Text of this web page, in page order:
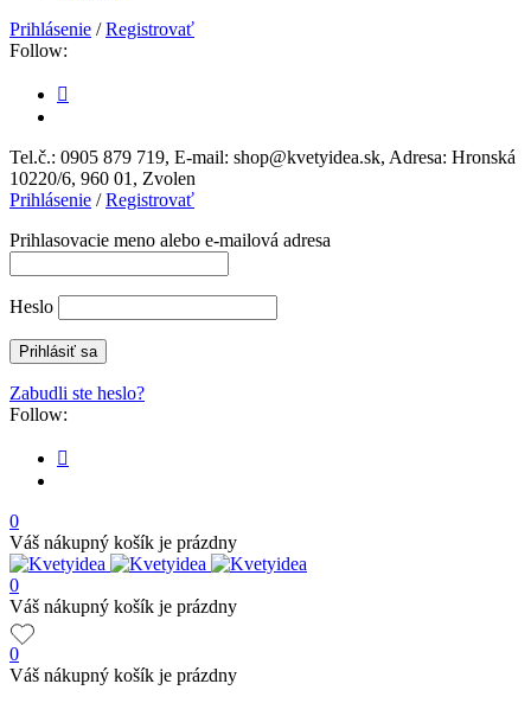
Prihlásenie /Registrovať
Follow:
Tel.č.: 0905 879 719, E-mail: shop@kvetyidea.sk, Adresa: Hronská
10220/6, 960 01, Zvolen
Prihlásenie /Registrovať
Prihlasovacie meno alebo e-mailová adresa
Heslo
Zabudli ste heslo?
Follow:
0
Váš nákupný košík je prázdny
0
Váš nákupný košík je prázdny
0
Váš nákupný košík je prázdny